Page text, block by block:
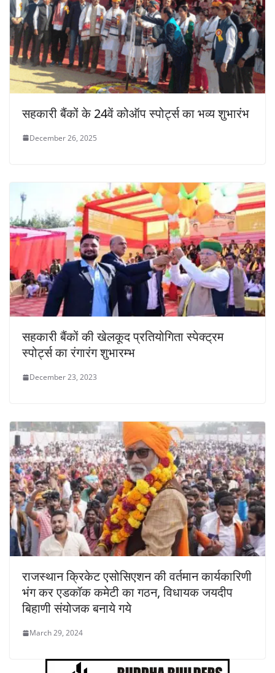
सहकारी बैंकों के 24वें कोऑप स्पोर्ट्स का भव्य शुभारंभ
December 26, 2025
सहकारी बैंकों की खेलकूद प्रतियोगिता स्पेक्ट्रम
स्पोर्ट्स का रंगारंग शुभारम्भ
December 23, 2023
राजस्थान क्रिकेट एसोसिएशन की वर्तमान कार्यकारिणी
भंग कर एडकॉक कमेटी का गठन, विधायक जयदीप
बिहाणी संयोजक बनाये गये
March 29, 2024